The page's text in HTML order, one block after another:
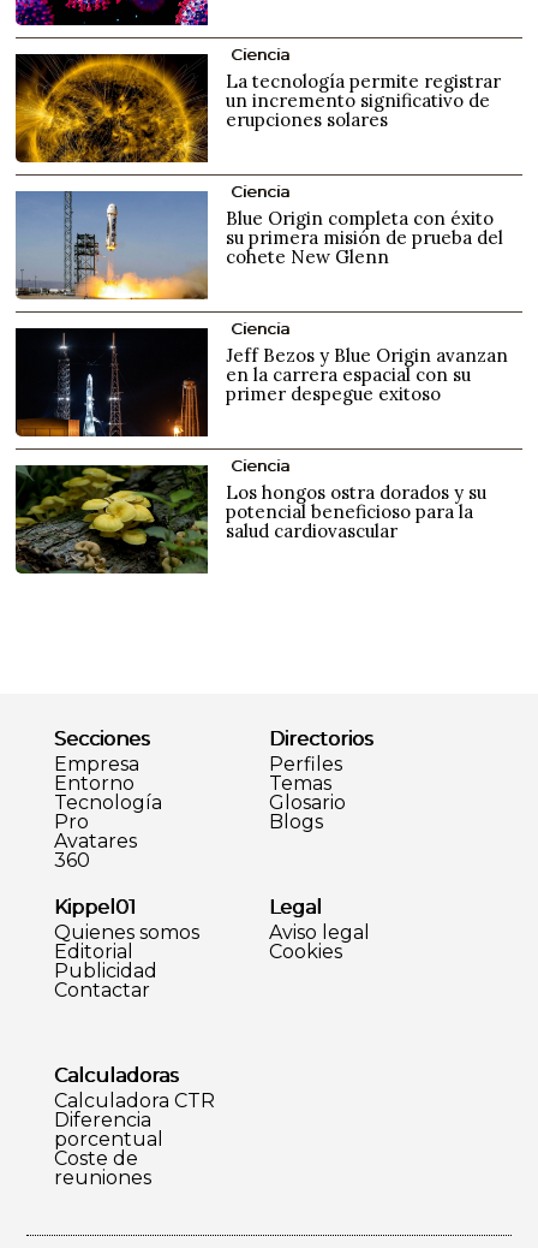
Ciencia
La tecnología permite registrar
un incremento significativo de
erupciones solares
Ciencia
Blue Origin completa con éxito
su primera misión de prueba del
cohete New Glenn
Ciencia
Jeff Bezos y Blue Origin avanzan
en la carrera espacial con su
primer despegue exitoso
Ciencia
Los hongos ostra dorados y su
potencial beneficioso para la
salud cardiovascular
Secciones
Empresa
Entorno
Tecnología
Pro
Avatares
360
Directorios
Perfiles
Temas
Glosario
Blogs
Kippel01
Quienes somos
Editorial
Publicidad
Contactar
Legal
Aviso legal
Cookies
Calculadoras
Calculadora CTR
Diferencia
porcentual
Coste de
reuniones